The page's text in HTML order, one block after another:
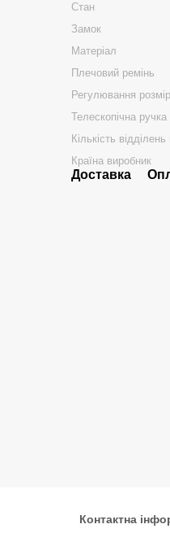
Стан
Замок
Матеріал
Плечовий ремінь
Регулювання
Телескопічна ручка
Кількість
Країна виробник
Доставка
Контактна